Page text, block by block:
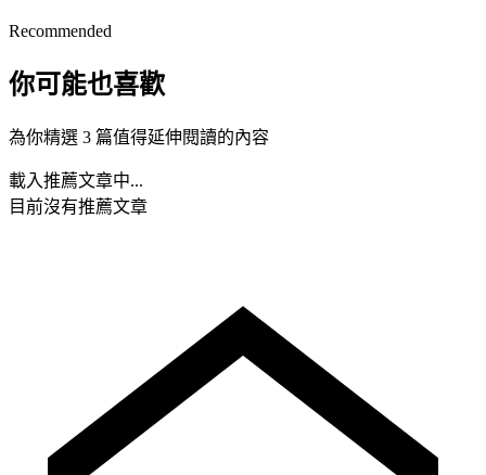
Recommended
你可能也喜歡
為你精選 3 篇值得延伸閱讀的內容
載入推薦文章中...
目前沒有推薦文章